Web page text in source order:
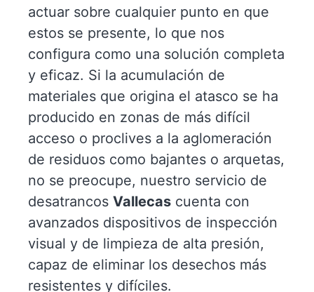
actuar sobre cualquier punto en que
estos se presente, lo que nos
configura como una solución completa
y eficaz. Si la acumulación de
materiales que origina el atasco se ha
producido en zonas de más difícil
acceso o proclives a la aglomeración
de residuos como bajantes o arquetas,
no se preocupe, nuestro servicio de
desatrancos Vallecas cuenta con
avanzados dispositivos de inspección
visual y de limpieza de alta presión,
capaz de eliminar los desechos más
resistentes y difíciles.